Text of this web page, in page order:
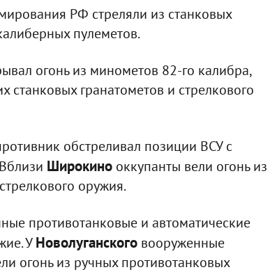
РФ стреляли из станковых
пулеметов.
огонь из минометов 82-го калибра,
станковых гранатометов и стрелкового
обстреливал позиции ВСУ с
Широкинооккупанты вели огонь из
оружия.
противотанковые и автоматические
УНоволуганскоговооруженные
огонь из ручных противотанковых